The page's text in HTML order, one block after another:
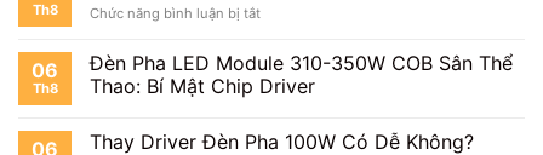
Lông
100W
Sân
Tennis
Th8 Chức năng bình luận bị tắtở
Pha
Module
100W
Sân
06
Th8
Đèn Pha LED Module 310-350W COB Sân Thể
Thao: Bí Mật Chip Driver
06 Thay Driver Đèn Pha 100W Có Dễ Không?